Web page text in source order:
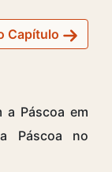
Capítulo
a Páscoa em
Páscoa no